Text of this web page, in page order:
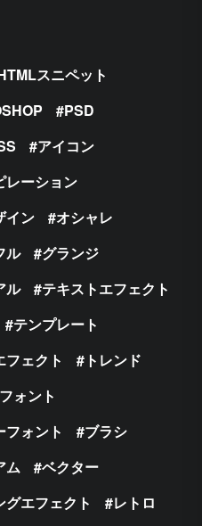
スニペット
PSD
アイコン
レーション
イン
オシャレ
ル
グランジ
ル
テキストエフェクト
テンプレート
フェクト
トレンド
ォント
フォント
ブラシ
ム
ベクター
グエフェクト
レトロ